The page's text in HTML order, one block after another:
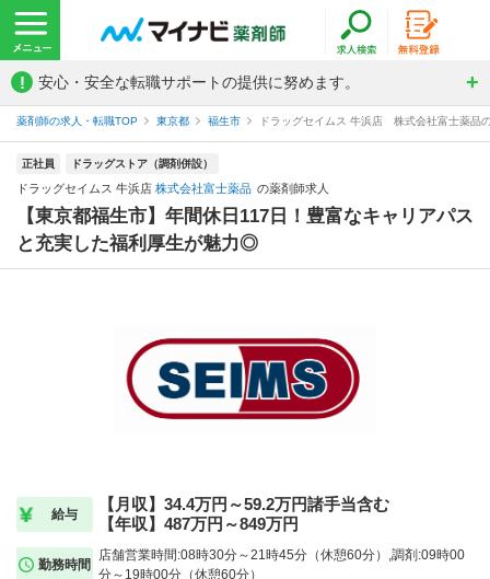
! 安心・安全な転職サポートの提供に努めます。
薬剤師の求人・転職TOP 東京都 福生市 ドラッグセイムス 牛浜店 株式会社富士薬品
正社員 ドラッグストア（調剤併設）
ドラッグセイムス 牛浜店 株式会社富士薬品 の薬剤師求人
【東京都福生市】年間休日117日！豊富なキャリアパス
と充実した福利厚生が魅力◎
給与
【月収】34.4万円～59.2万円諸手当含む
【年収】487万円～849万円
勤務時間
店舗営業時間:08時30分～21時45分（休憩60分）,調剤:09時00
分～19時00分（休憩60分）